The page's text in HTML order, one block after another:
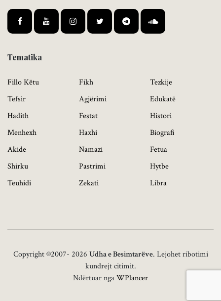
Tematika
Fillo Këtu
Tefsir
Hadith
Menhexh
Akide
Shirku
Teuhidi
Fikh
Agjërimi
Festat
Haxhi
Namazi
Pastrimi
Zekati
Tezkije
Edukatë
Histori
Biografi
Fetua
Hytbe
Libra
Copyright ©2007- 2026 Udha e Besimtarëve. Lejohet ribotimi
kundrejt citimit.
Ndërtuar ngaWPlancer